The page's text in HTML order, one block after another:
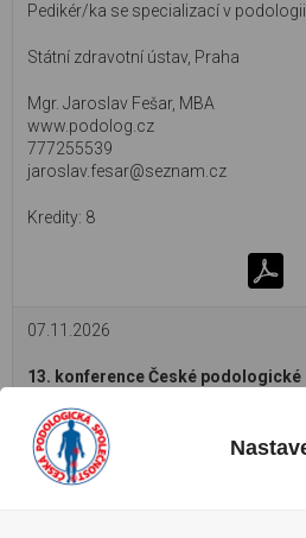
Pedikér/ka se specializací v podologii.
Státní zdravotní ústav, Praha
Mgr. Jaroslav Fešar, MBA
www.podolog.cz
777255539
jaroslav.fesar@seznam.cz
8
07.11.2026
13. konference České
profesi, prodejní prezentace
příjemná atmosféra našich
Hotel Olympik Congress, Praha 8